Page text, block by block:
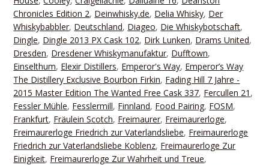
Chronicles Edition 2, Deinwhisky.de, Delia Whisky, Der
Whiskybabbler, Deutschland, Diageo, Die Whiskybotschaft,
Dingle, Dingle 2013 PX Cask 102, Dirk Lunken, Drams United,
Dresden, Dresdener Whiskymanufaktur, Dufftown,
Einselthum, Elexir Distillers, Emperor's Way, Emperor’s Way
The Distillery Exclusive Bourbon Firkin, Fading Hill 7 Jahre -
2015 Master Edition The Wanted Free Cask 337, Fercullen 21 ,
Fessler Mühle, Fesslermill, Finnland, Food Pairing, FOSM,
Frankfurt, Fräulein Scotch, Freimaurer, Freimaurerloge,
Freimaurerloge Friedrich zur Vaterlandsliebe, Freimaurerloge
Friedrich zur Vaterlandsliebe Koblenz, Freimaurerloge Zur
Einigkeit, Freimaurerloge Zur Wahrheit und Treue,